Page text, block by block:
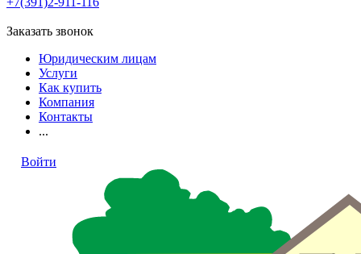
Заказать звонок
Юридическим лицам
Услуги
Как купить
Компания
Контакты
...
Войти